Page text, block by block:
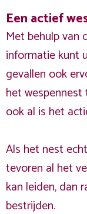
Een actief
Met behulp van
informatie kunt
gevallen ook
het
ook al is het
Als het nest
tevoren al het
kan leiden, dan
bestrijden.